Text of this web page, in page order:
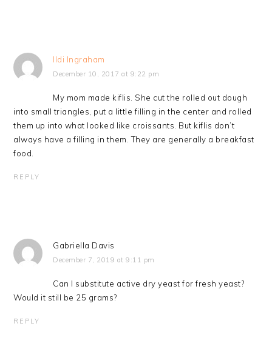
Ildi Ingraham
December 10, 2017 at 9:22 pm
My mom made kiflis. She cut the rolled out dough
into small triangles, put a little filling in the center and rolled
them up into what looked like croissants. But kiflis don’t
always have a filling in them. They are generally a breakfast
food.
REPLY
Gabriella Davis
December 7, 2019 at 9:11 pm
Can I substitute active dry yeast for fresh yeast?
Would it still be 25 grams?
REPLY